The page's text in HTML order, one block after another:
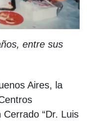
entre sus
Aires, la
“Dr. Luis